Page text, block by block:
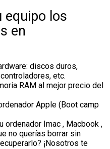
equipo los
en
discos duros,
etc.
RAM al mejor precio del
Apple (Boot camp
ordenador Imac , Macbook ,
no querías borrar sin
¡Nosotros te